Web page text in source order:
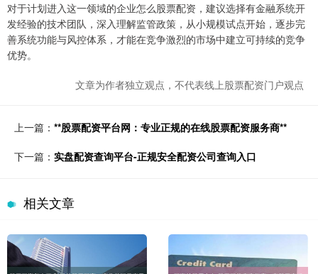
对于计划进入这一领域的企业怎么股票配资，建议选择有金融系统开
发经验的技术团队，深入理解监管政策，从小规模试点开始，逐步完
善系统功能与风控体系，才能在竞争激烈的市场中建立可持续的竞争
优势。
文章为作者独立观点，不代表线上股票配资门户观点
上一篇： **股票配资平台网：专业正规的在线股票配资服务商**
下一篇： 实盘配资查询平台-正规安全配资公司查询入口
相关文章